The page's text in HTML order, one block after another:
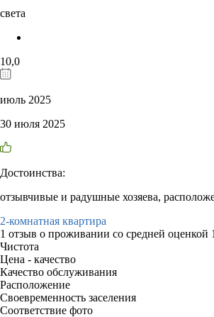
света
10,0
июль 2025
30 июля 2025
Достоинства:
отзывчивые и радушные хозяева,
2-комнатная квартира
1 отзыв о проживании со средней оценкой
Чистота
Цена - качество
Качество обслуживания
Расположение
Своевременность заселения
Соответствие фото